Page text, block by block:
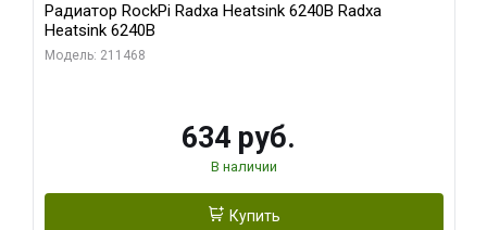
Радиатор RockPi Radxa Heatsink 6240B Radxa
Heatsink 6240B
Модель: 211468
634 руб.
В наличии
Купить